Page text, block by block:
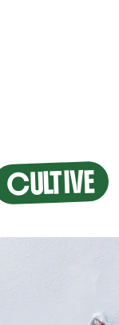
CULTIVE